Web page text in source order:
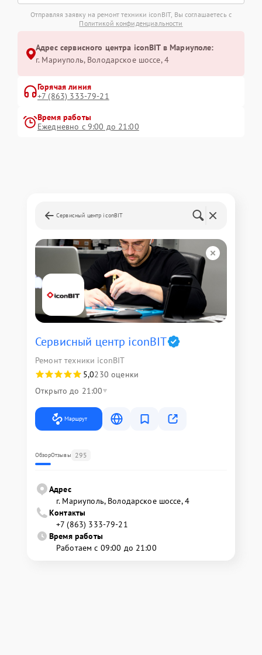
Отправляя заявку на ремонт техники iconBIT, Вы соглашаетесь с
Политикой конфиденциальности
Адрес сервисного центра iconBIT в Мариуполе:
г. Мариуполь, Володарское шоссе, 4
Горячая линия
+7 (863) 333-79-21
Время работы
Ежедневно с 9:00 до 21:00
Сервисный центр iconBIT
Сервисный центр iconBIT
Ремонт техники iconBIT
5,0230 оценки
Открыто до 21:00
Маршрут
ОбзорОтзывы 295
Адрес
г. Мариуполь, Володарское шоссе, 4
Контакты
+7 (863) 333-79-21
Время работы
Работаем с 09:00 до 21:00